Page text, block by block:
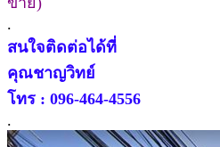
.
สนใจติดต่อได้ที่
คุณชาญวิทย์
โทร : 096-464-4556
.